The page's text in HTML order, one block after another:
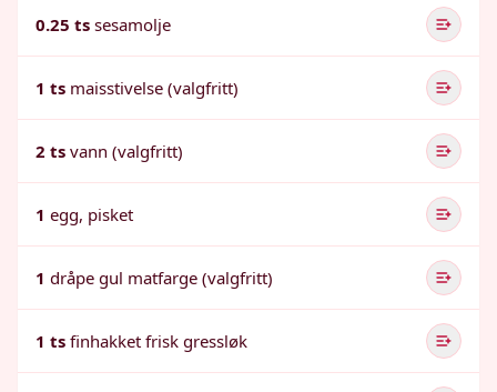
0.25 ts sesamolje
1 ts maisstivelse (valgfritt)
2 ts vann (valgfritt)
1 egg, pisket
1 dråpe gul matfarge (valgfritt)
1 ts finhakket frisk gressløk